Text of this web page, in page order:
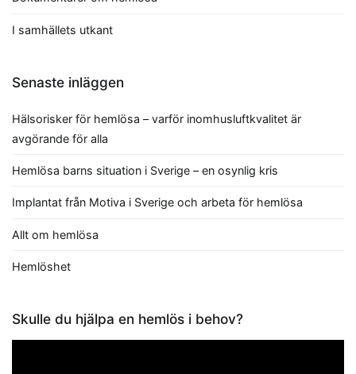
I samhällets utkant
Senaste inläggen
Hälsorisker för hemlösa – varför inomhusluftkvalitet är
avgörande för alla
Hemlösa barns situation i Sverige – en osynlig kris
Implantat från Motiva i Sverige och arbeta för hemlösa
Allt om hemlösa
Hemlöshet
Skulle du hjälpa en hemlös i behov?